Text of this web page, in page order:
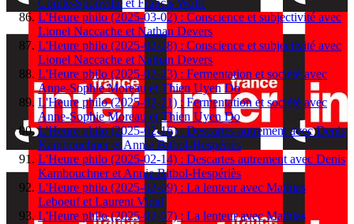
L'Heure philo (2025-03-02) : Conscience et subjectivité avec
Lionel Naccache et Nathan Devers
L'Heure philo (2025-02-28) : Conscience et subjectivité avec
Lionel Naccache et Nathan Devers
L'Heure philo (2025-02-23) : Fermentation et société avec
Anne-Sophie Moreau et Thien Uyen Do
L'Heure philo (2025-02-21) : Fermentation et société avec
Anne-Sophie Moreau et Thien Uyen Do
L'Heure philo (2025-02-16) : Descartes autrement avec Denis
Kambouchner et Annie Bitbol-Hespériès
L'Heure philo (2025-02-14) : Descartes autrement avec Denis
Kambouchner et Annie Bitbol-Hespériès
L'Heure philo (2025-02-09) : La lenteur avec Mathias
Leboeuf et Laurent Vidal
L'Heure philo (2025-02-07) : La lenteur avec Mathias